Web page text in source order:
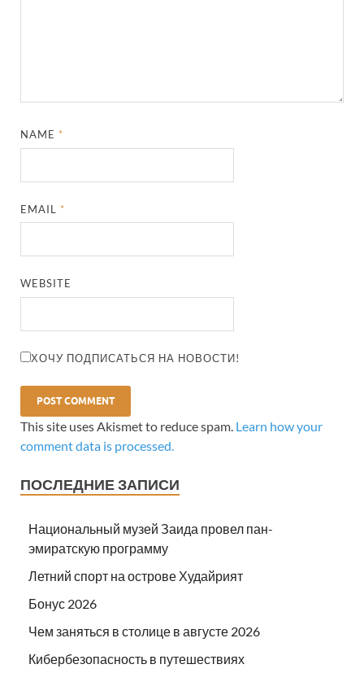
NAME *
EMAIL *
WEBSITE
ХОЧУ ПОДПИСАТЬСЯ НА НОВОСТИ!
This site uses Akismet to reduce spam. Learn how your
comment data is processed.
ПОСЛЕДНИЕ ЗАПИСИ
Национальный музей Заида провел пан-
эмиратскую программу
Летний спорт на острове Худайрият
Бонус 2026
Чем заняться в столице в августе 2026
Кибербезопасность в путешествиях